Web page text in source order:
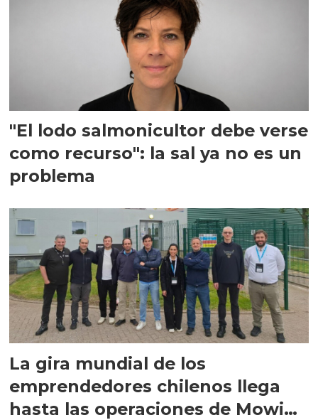
"El lodo salmonicultor debe verse
como recurso": la sal ya no es un
problema
La gira mundial de los
emprendedores chilenos llega
hasta las operaciones de Mowi